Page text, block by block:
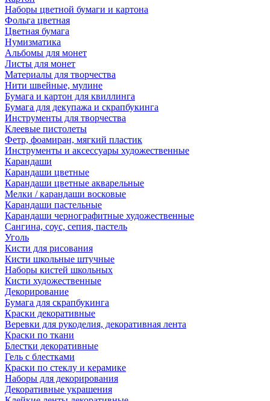
Наборы цветной бумаги и картона
Фольга цветная
Цветная бумага
Нумизматика
Альбомы для монет
Листы для монет
Материалы для творчества
Нити швейные, мулине
Бумага и картон для квиллинга
Бумага для декупажа и скрапбукинга
Инструменты для творчества
Клеевые пистолеты
Фетр, фоамиран, мягкий пластик
Инструменты и аксессуары художественные
Карандаши
Карандаши цветные
Карандаши цветные акварельные
Мелки / карандаши восковые
Карандаши пастельные
Карандаши чернографитные художественные
Сангина, соус, сепия, пастель
Уголь
Кисти для рисования
Кисти школьные штучные
Наборы кистей школьных
Кисти художественные
Декорирование
Бумага для скрапбукинга
Краски декоративные
Веревки для рукоделия, декоративная лента
Краски по ткани
Блестки декоративные
Гель с блестками
Краски по стеклу и керамике
Наборы для декорирования
Декоративные украшения